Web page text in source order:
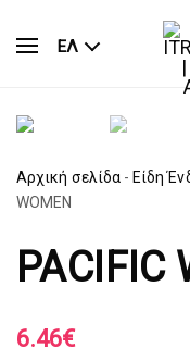
ΕΛ
Αρχική σελίδα - Είδη
WOMEN
PACIFIC
6.46€